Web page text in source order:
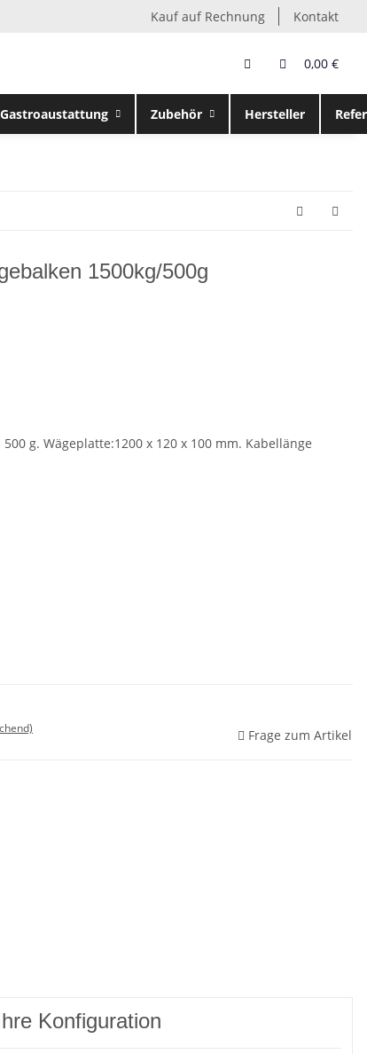
Kauf auf Rechnung Kontakt
0,00 €
Zubehör Hersteller
1500kg/500g
g. Wägeplatte:1200 x 120 x 100 mm. Kabellänge
Frage zum Artikel
Konfiguration